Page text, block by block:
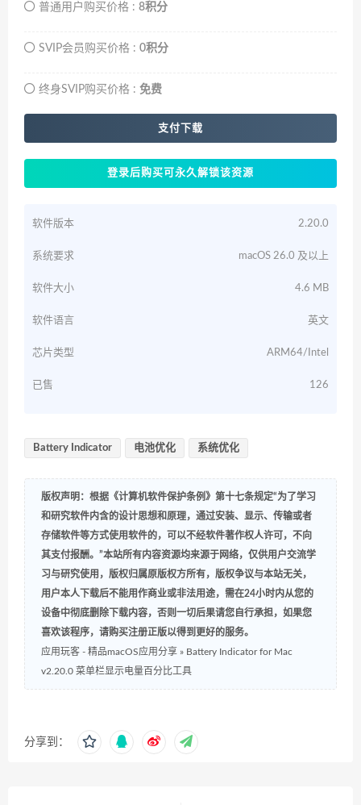
普通用户购买价格 : 8积分
SVIP会员购买价格 : 0积分
终身SVIP购买价格 : 免费
支付下载
登录后购买可永久解锁该资源
软件版本 2.20.0
系统要求 macOS 26.0 及以上
软件大小 4.6 MB
软件语言 英文
芯片类型 ARM64/Intel
已售 126
Battery Indicator 电池优化 系统优化
版权声明：根据《计算机软件保护条例》第十七条规定“为了学习
和研究软件内含的设计思想和原理，通过安装、显示、传输或者
存储软件等方式使用软件的，可以不经软件著作权人许可，不向
其支付报酬。”本站所有内容资源均来源于网络，仅供用户交流学
习与研究使用，版权归属原版权方所有，版权争议与本站无关，
用户本人下载后不能用作商业或非法用途，需在24小时内从您的
设备中彻底删除下载内容，否则一切后果请您自行承担，如果您
喜欢该程序，请购买注册正版以得到更好的服务。
应用玩客 - 精品macOS应用分享 » Battery Indicator for Mac
v2.20.0 菜单栏显示电量百分比工具
分享到：